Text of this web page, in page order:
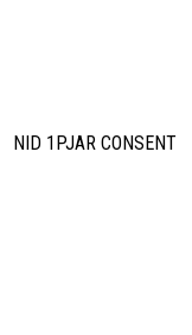
NID 1PJAR CONSENT